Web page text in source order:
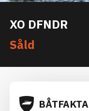
XO DFNDR
Såld
BÅTFAKTA